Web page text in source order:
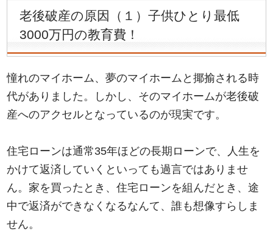
老後破産の原因（１）子供ひとり最低
3000万円の教育費！
憧れのマイホーム、夢のマイホームと揶揄される時
代がありました。しかし、そのマイホームが老後破
産へのアクセルとなっているのが現実です。
住宅ローンは通常35年ほどの長期ローンで、人生を
かけて返済していくといっても過言ではありませ
ん。家を買ったとき、住宅ローンを組んだとき、途
中で返済ができなくなるなんて、誰も想像すらしま
せん。